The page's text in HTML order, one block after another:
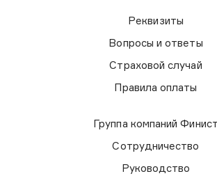
Реквизиты
Вопросы и ответы
Страховой случай
Правила оплаты
Группа компаний Финист
Сотрудничество
Руководство